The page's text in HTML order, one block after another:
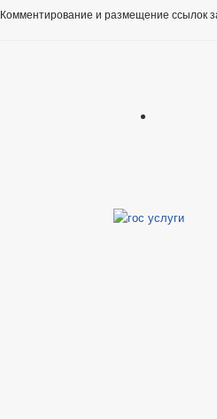
Комментирование и размещение ссылок